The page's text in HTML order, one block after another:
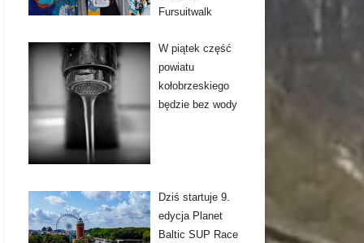
Fursuitwalk
W piątek część
powiatu
kołobrzeskiego
będzie bez wody
Dziś startuje 9.
edycja Planet
Baltic SUP Race